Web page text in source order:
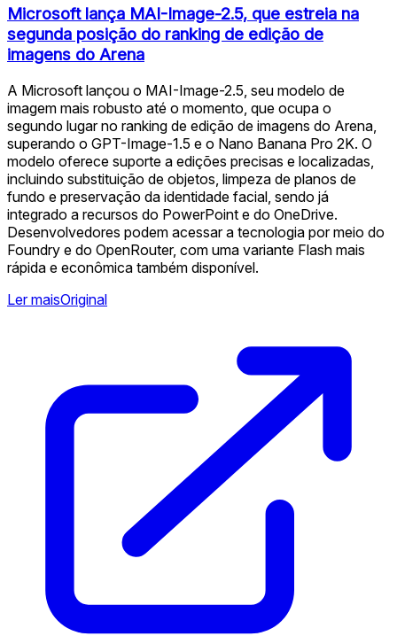
Microsoft lança MAI-Image-2.5, que estreia na
segunda posição do ranking de edição de
imagens do Arena
A Microsoft lançou o MAI-Image-2.5, seu modelo de
imagem mais robusto até o momento, que ocupa o
segundo lugar no ranking de edição de imagens do Arena,
superando o GPT-Image-1.5 e o Nano Banana Pro 2K. O
modelo oferece suporte a edições precisas e localizadas,
incluindo substituição de objetos, limpeza de planos de
fundo e preservação da identidade facial, sendo já
integrado a recursos do PowerPoint e do OneDrive.
Desenvolvedores podem acessar a tecnologia por meio do
Foundry e do OpenRouter, com uma variante Flash mais
rápida e econômica também disponível.
Ler maisOriginal